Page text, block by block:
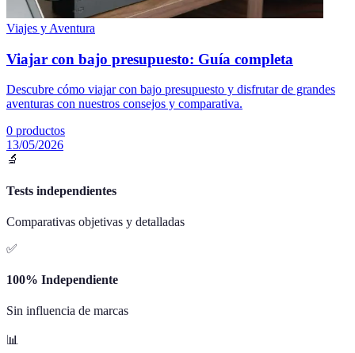
Viajes y Aventura
Viajar con bajo presupuesto: Guía completa
Descubre cómo viajar con bajo presupuesto y disfrutar de grandes
aventuras con nuestros consejos y comparativa.
0 productos
13/05/2026
🔬
Tests independientes
Comparativas objetivas y detalladas
✅
100% Independiente
Sin influencia de marcas
📊